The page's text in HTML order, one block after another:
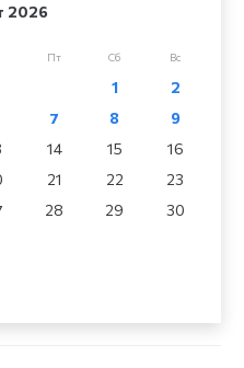
2026
Пт Сб Вс
1
2
7 8
9
14 15
16
21 22
23
28 29
30